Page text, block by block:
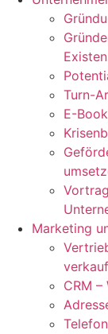
Turn-
E-
Marketing
CRM –